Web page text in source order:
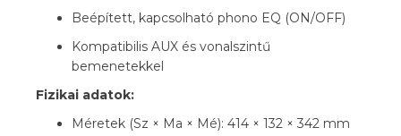
Beépített, kapcsolható phono EQ (ON/OFF)
Kompatibilis AUX és vonalszintű
bemenetekkel
Fizikai adatok:
Méretek (Sz × Ma × Mé): 414 × 132 × 342 mm